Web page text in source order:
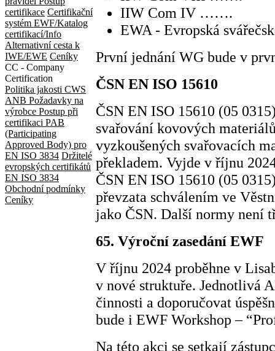
certifikace Certifikační
systém EWF/Katalog
certifikací/Info
Alternativní cesta k
IWE/EWE Ceníky
CC - Company
Certification
Politika jakosti CWS
ANB Požadavky na
výrobce Postup při
certifikaci PAB
(Participating
Approved Body) pro
EN ISO 3834 Držitelé
evropských certifikátů
EN ISO 3834
Obchodní podmínky
Ceníky
IIW Com IV …….
EWA - Evropská
První jednání WG bude v
ČSN EN ISO 15610
ČSN EN ISO 15610 (05
svařování kovových
vyzkoušených svařovacích
překladem. Vyjde v říjnu
ČSN EN ISO 15610 (05
převzata schválením ve
jako ČSN. Další normy není
65. Výroční zasedání EWF
V říjnu 2024 proběhne v
v nové struktuře. Jednotlivá
činnosti a doporučovat
bude i EWF Workshop –
Na této akci se setkají